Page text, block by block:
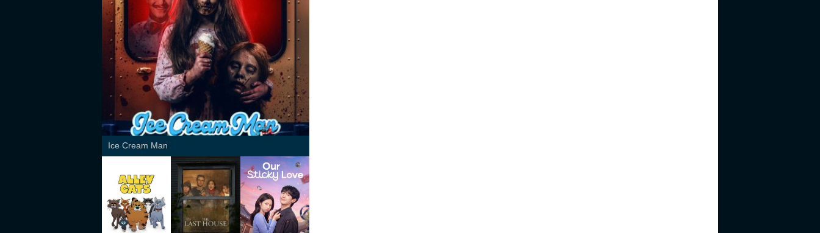
Ice Cream Man